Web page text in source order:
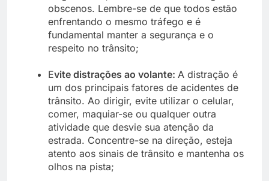
obscenos. Lembre-se de que todos estão
enfrentando o mesmo tráfego e é
fundamental manter a segurança e o
respeito no trânsito;
Evite distrações ao volante: A distração é
um dos principais fatores de acidentes de
trânsito. Ao dirigir, evite utilizar o celular,
comer, maquiar-se ou qualquer outra
atividade que desvie sua atenção da
estrada. Concentre-se na direção, esteja
atento aos sinais de trânsito e mantenha os
olhos na pista;